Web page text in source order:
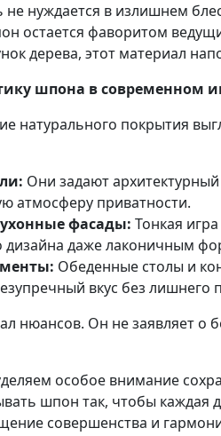
нуждается в излишнем
остается фаворитом
дерева, этот материал
шпона в современном
натурального покрытия
Они задают
атмосферу приватности.
фасады: Тонкая
дизайна даже лаконичным
Обеденные столы и
вкус без лишнего
нюансов. Он не заявляет о
особое внимание
шпон так, чтобы каждая
совершенства и